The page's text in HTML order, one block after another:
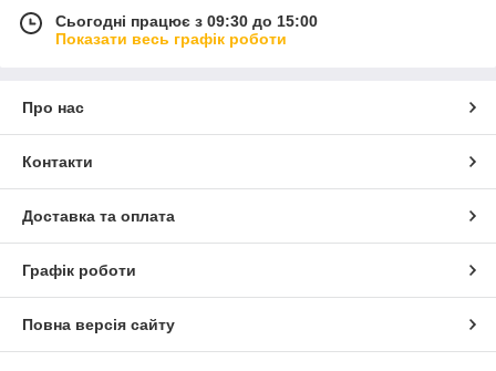
Сьогодні працює з 09:30 до 15:00
Показати весь графік роботи
Про нас
Контакти
Доставка та оплата
Графік роботи
Повна версія сайту